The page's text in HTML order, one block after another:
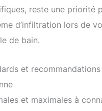
reste une priorité
d’infiltration lors de
de bain.
et
et maximales à